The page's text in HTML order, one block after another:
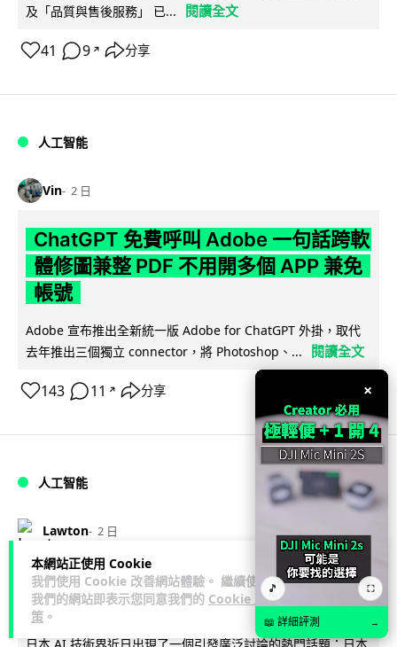
本網站正使用 Cookie
我們使用 Cookie 改善網站體驗。 繼續使用
我們的網站即表示您同意我們的 Cookie 政
策 。
及「品質與售後服務」 已...
閱讀全文
41 9 ↗ 分享
人工智能
Vin 2 日
ChatGPT 免費呼叫 Adobe 一句話跨軟
體修圖兼整 PDF 不用開多個 APP 兼免
帳號
Adobe 宣布推出全新統一版 Adobe for ChatGPT 外掛，取代
去年推出三個獨立 connector，將 Photoshop、...
閱讀全文
143 11 ↗ 分享
人工智能
Lawton 2 日
日本偶像零編程知識 靠 AI 搞了一整個
直播系統 在日本技術界成為話題
×
🎵 ⛶
📖 詳細評測 →